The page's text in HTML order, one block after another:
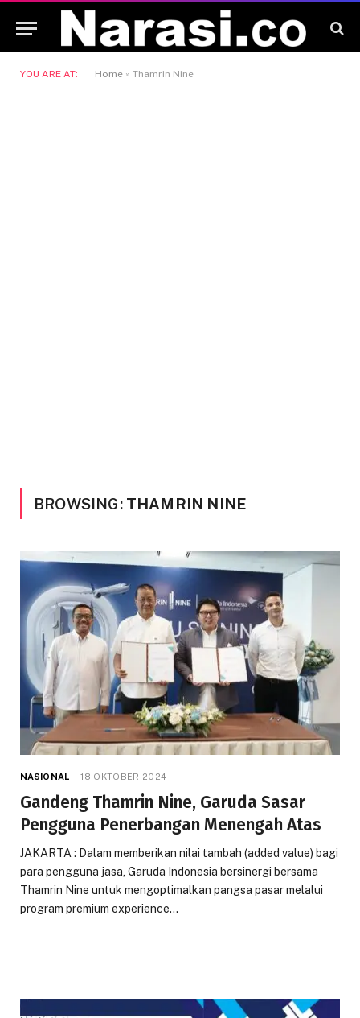
YOU ARE AT: Home » Thamrin Nine
BROWSING: THAMRIN NINE
NASIONAL 18 OKTOBER 2024
Gandeng Thamrin Nine, Garuda Sasar
Pengguna Penerbangan Menengah Atas
JAKARTA : Dalam memberikan nilai tambah (added value) bagi
para pengguna jasa, Garuda Indonesia bersinergi bersama
Thamrin Nine untuk mengoptimalkan pangsa pasar melalui
program premium experience…